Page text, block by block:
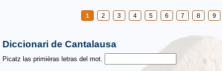
1 2 3 4 5 6 7 8 9
Diccionari de Cantalausa
Picatz las primièras letras del mot.